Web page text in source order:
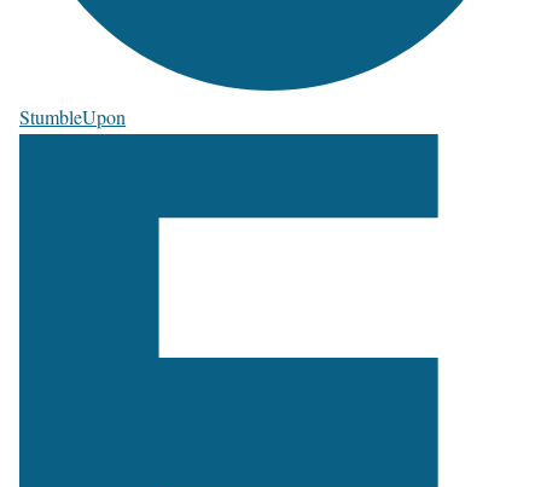
StumbleUpon